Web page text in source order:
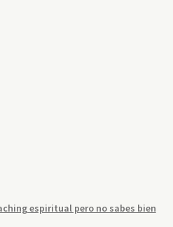
espiritual pero no sabes bien